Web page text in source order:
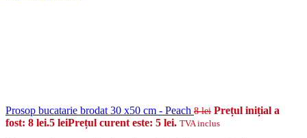
Prosop bucatarie brodat 30 x50 cm - Peach 8lei Prețul inițial a
fost: 8 lei.5 leiPrețul curent este: 5 lei. TVA inclus